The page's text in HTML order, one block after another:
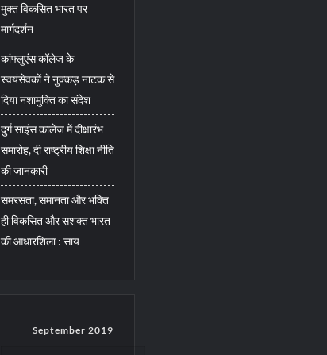
मुक्त विकसित भारत पर
मार्गदर्शन
कांफ्लुएंस कॉलेज के
स्वयंसेवकों ने नुक्कड़ नाटक से
दिया नशामुक्ति का संदेश
दुर्ग साइंस कालेज में दीक्षारंभ
समारोह, दी राष्ट्रीय शिक्षा नीति
की जानकारी
समरसता, समानता और भक्ति
ही विकसित और सशक्त भारत
की आधारशिला : साय
September 2019